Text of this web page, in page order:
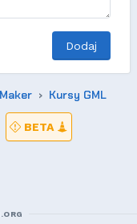
Dodaj
Kursy GML
BETA